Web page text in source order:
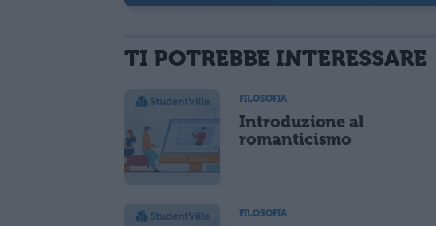
TI POTREBBE INTERESSARE
FILOSOFIA
Introduzione al
romanticismo
FILOSOFIA